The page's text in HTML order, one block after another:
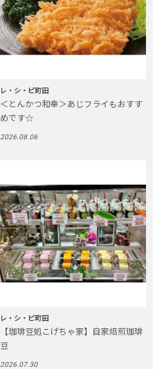
レ・シ・ピ町田
＜とんかつ和幸＞あじフライもおすす
めです☆
2026.08.06
レ・シ・ピ町田
【珈琲豆処こげちゃ家】自家焙煎珈琲
豆
2026.07.30